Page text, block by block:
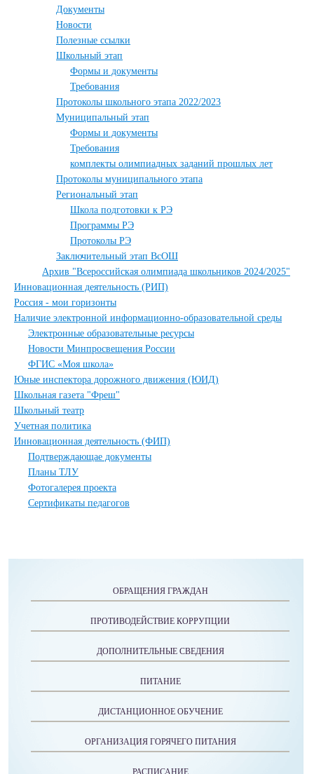
Документы
Новости
Полезные ссылки
Школьный этап
Формы и документы
Требования
Протоколы школьного этапа 2022/2023
Муниципальный этап
Формы и документы
Требования
комплекты олимпиадных заданий прошлых лет
Протоколы муниципального этапа
Региональный этап
Школа подготовки к РЭ
Программы РЭ
Протоколы РЭ
Заключительный этап ВсОШ
Архив "Всероссийская олимпиада школьников 2024/2025"
Инновационная деятельность (РИП)
Россия - мои горизонты
Наличие электронной информационно-образовательной среды
Электронные образовательные ресурсы
Новости Минпросвещения России
ФГИС «Моя школа»
Юные инспектора дорожного движения (ЮИД)
Школьная газета "Фреш"
Школьный театр
Учетная политика
Инновационная деятельность (ФИП)
Подтверждающае документы
Планы ТЛУ
Фотогалерея проекта
Сертификаты педагогов
ОБРАЩЕНИЯ ГРАЖДАН
ПРОТИВОДЕЙСТВИЕ КОРРУПЦИИ
ДОПОЛНИТЕЛЬНЫЕ СВЕДЕНИЯ
ПИТАНИЕ
ДИСТАНЦИОННОЕ ОБУЧЕНИЕ
ОРГАНИЗАЦИЯ ГОРЯЧЕГО ПИТАНИЯ
РАСПИСАНИЕ